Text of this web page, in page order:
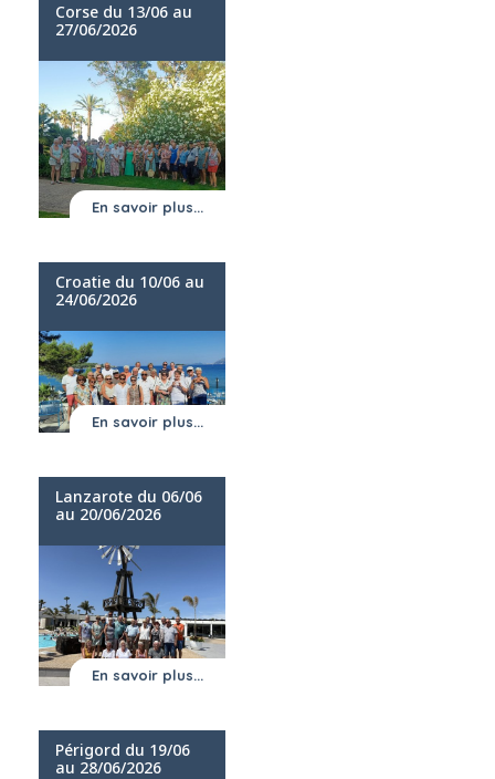
Corse du 13/06 au
27/06/2026
En savoir plus...
Croatie du 10/06 au
24/06/2026
En savoir plus...
Lanzarote du 06/06
au 20/06/2026
En savoir plus...
Périgord du 19/06
au 28/06/2026